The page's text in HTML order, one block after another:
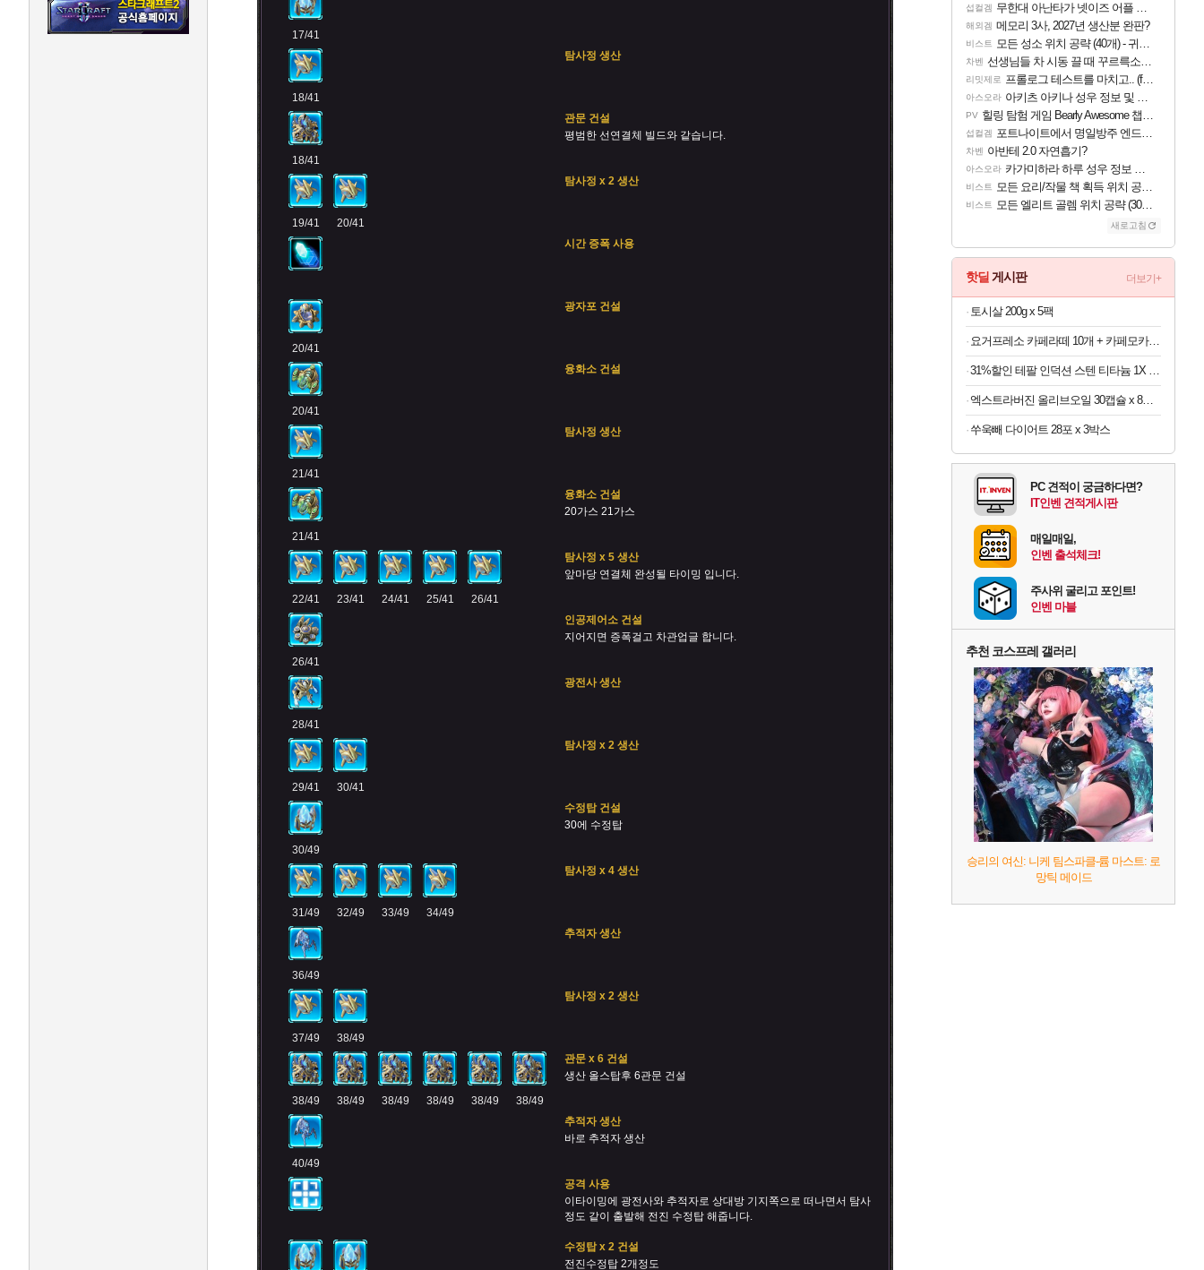
17/41
18/41
탐사정 생산
18/41
관문 건설
평범한 선연결체 빌드와 같습니다.
19/41 20/41
탐사정 x 2 생산
시간 증폭 사용
20/41
광자포 건설
20/41
융화소 건설
21/41
탐사정 생산
21/41
융화소 건설
20가스 21가스
22/41 23/41 24/41 25/41 26/41
탐사정 x 5 생산
앞마당 연결체 완성될 타이밍 입니다.
26/41
인공제어소 건설
지어지면 증폭걸고 차관업글 합니다.
28/41
광전사 생산
29/41 30/41
탐사정 x 2 생산
30/49
수정탑 건설
30에 수정탑
31/49 32/49 33/49 34/49
탐사정 x 4 생산
36/49
추적자 생산
37/49 38/49
탐사정 x 2 생산
38/49 38/49 38/49 38/49 38/49 38/49
관문 x 6 건설
생산 올스탑후 6관문 건설
40/49
추적자 생산
바로 추적자 생산
공격 사용
이타이밍에 광전사와 추적자로 상대방 기지쪽으로 떠나면서 탐사
정도 같이 출발해 전진 수정탑 해줍니다.
수정탑 x 2 건설
전진수정탑 2개정도
섭컬겜 무한대 아난타가 넷이즈 어플 달력에 일정 등록
해외겜 메모리 3사, 2027년 생산분 완판?
비스트 모든 성소 위치 공략 (40개) - 귀환한 영혼 도전과제
차벤 선생님들 차 시동 끌 때 꾸르륵소리나는데
리밋제로 프롤로그 테스트를 마치고.. (feat. 리아)
아스오라 아키츠 아키나 성우 정보 및 주요 필모
PV 힐링 탐험 게임 Bearly Awesome 챕터 1 트레일러
섭컬겜 포트나이트에서 명일방주 엔드필드 [펠리카] 판매 예정
차벤 아반테 2.0 자연흡기?
아스오라 카가미하라 하루 성우 정보 및 주요 필모
비스트 모든 요리/작물 책 획득 위치 공략 (36개) - 미식가 도전과제
비스트 모든 엘리트 골렘 위치 공략 (30개) - 방랑 결투가
새로고침
핫딜 게시판 더보기+
토시살 200g x 5팩
요거프레소 카페라떼 10개 + 카페모카 10개
31%할인 테팔 인덕션 스텐 티타늄 1X 디네토 프라이팬 28CM
엑스트라버진 올리브오일 30캡슐 x 8박스
쑤욱빼 다이어트 28포 x 3박스
PC 견적이 궁금하다면?
IT인벤 견적게시판
매일매일,
인벤 출석체크!
주사위 굴리고 포인트!
인벤 마블
추천 코스프레 갤러리
승리의 여신: 니케 팀스파클-륨 마스트: 로
망틱 메이드